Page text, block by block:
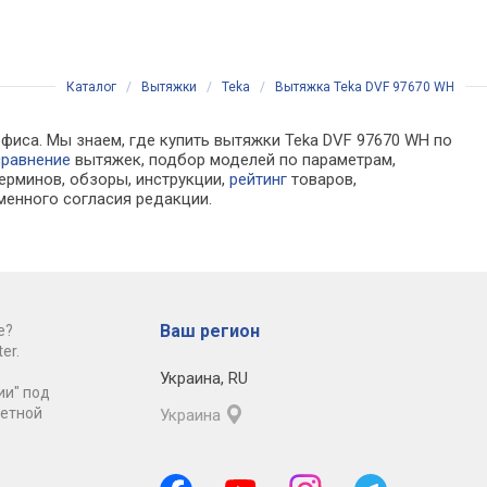
Каталог / Вытяжки / Teka / Вытяжка Teka DVF 97670 WH
Мы знаем, где купить вытяжки Teka DVF 97670 WH по
вытяжек, подбор моделей по параметрам,
обзоры, инструкции,рейтинг товаров,
согласия редакции.
под
Ваш регион
Украина, RU
Украина